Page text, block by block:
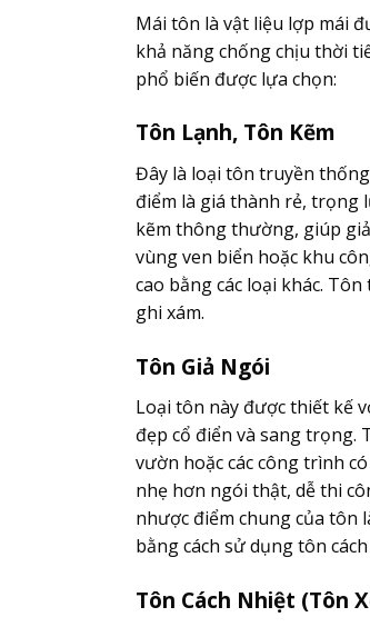
Mái tôn là vật liệu lợp mái
khả năng chống chịu thời
phổ biến được lựa chọn:
Tôn Lạnh, Tôn Kẽm
Đây là loại tôn truyền
điểm là giá thành rẻ, trọng
kẽm thông thường, giúp
vùng ven biển hoặc khu
cao bằng các loại khác.
ghi xám.
Tôn Giả Ngói
Loại tôn này được thiết kế
đẹp cổ điển và sang trọng.
vườn hoặc các công trình
nhẹ hơn ngói thật, dễ thi
nhược điểm chung của tôn
bằng cách sử dụng tôn
Tôn Cách Nhiệt (Tôn